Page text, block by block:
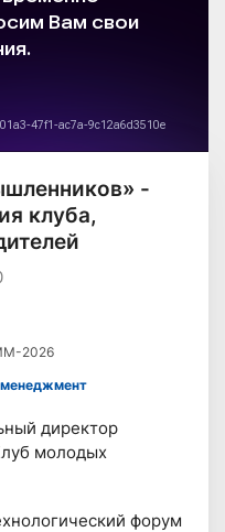
-
клуба,
2026
менеджмент
директор
молодых
форум